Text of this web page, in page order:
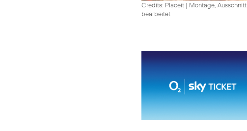
Credits: Placeit | Montage, Ausschnitt
bearbeitet